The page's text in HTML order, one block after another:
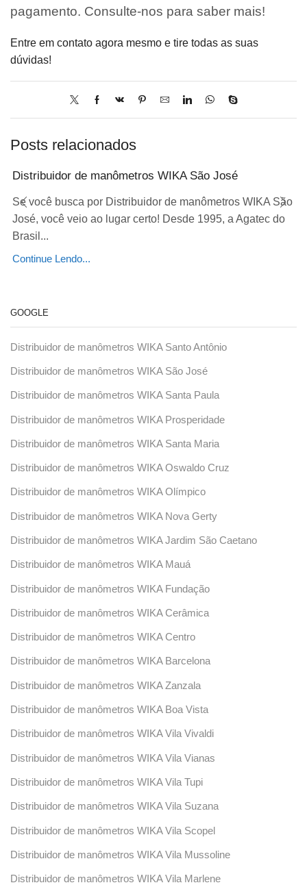
pagamento. Consulte-nos para saber mais!
Entre em contato agora mesmo e tire todas as suas
dúvidas!
Posts relacionados
Distribuidor de manômetros WIKA São José
Se você busca por Distribuidor de manômetros WIKA São
José, você veio ao lugar certo! Desde 1995, a Agatec do
Brasil...
Continue Lendo...
GOOGLE
Distribuidor de manômetros WIKA Santo Antônio
Distribuidor de manômetros WIKA São José
Distribuidor de manômetros WIKA Santa Paula
Distribuidor de manômetros WIKA Prosperidade
Distribuidor de manômetros WIKA Santa Maria
Distribuidor de manômetros WIKA Oswaldo Cruz
Distribuidor de manômetros WIKA Olímpico
Distribuidor de manômetros WIKA Nova Gerty
Distribuidor de manômetros WIKA Jardim São Caetano
Distribuidor de manômetros WIKA Mauá
Distribuidor de manômetros WIKA Fundação
Distribuidor de manômetros WIKA Cerâmica
Distribuidor de manômetros WIKA Centro
Distribuidor de manômetros WIKA Barcelona
Distribuidor de manômetros WIKA Zanzala
Distribuidor de manômetros WIKA Boa Vista
Distribuidor de manômetros WIKA Vila Vivaldi
Distribuidor de manômetros WIKA Vila Vianas
Distribuidor de manômetros WIKA Vila Tupi
Distribuidor de manômetros WIKA Vila Suzana
Distribuidor de manômetros WIKA Vila Scopel
Distribuidor de manômetros WIKA Vila Mussoline
Distribuidor de manômetros WIKA Vila Marlene